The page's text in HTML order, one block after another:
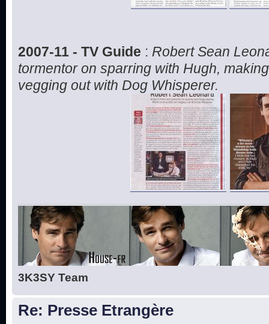
2007-11 - TV Guide : Robert Sean
tormentor on sparring with Hugh,
vegging out with Dog Whisperer.
3K3SY Team
Re: Presse Etrangère